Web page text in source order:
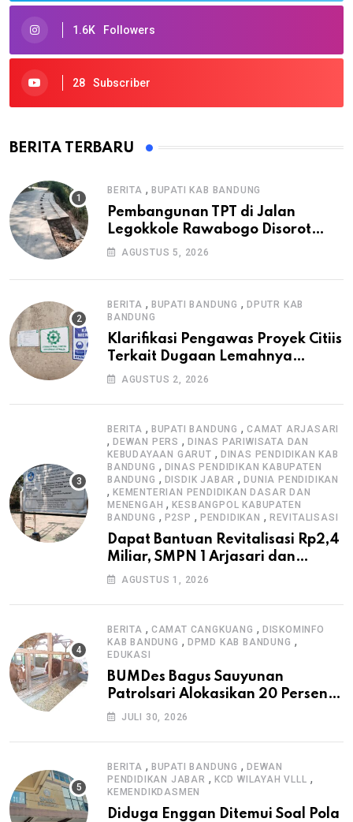
1.6K Followers
28 Subscriber
BERITA TERBARU
BERITA , BUPATI KAB BANDUNG
Pembangunan TPT di Jalan
Legokkole Rawabogo Disorot
Warga, Selesai Tanpa Papan
AGUSTUS 5, 2026
BERITA , BUPATI BANDUNG ,DPUTR KAB
BANDUNG
Klarifikasi Pengawas Proyek Citiis
Terkait Dugaan Lemahnya
Pengawasan K3
AGUSTUS 2, 2026
BERITA , BUPATI BANDUNG ,CAMAT ARJASARI
, DEWAN PERS , DINAS PARIWISATA DAN
KEBUDAYAAN GARUT , DINAS PENDIDIKAN KAB
BANDUNG , DINAS PENDIDIKAN KABUPATEN
BANDUNG , DISDIK JABAR ,DUNIA PENDIDIKAN
, KEMENTERIAN PENDIDIKAN DASAR DAN
MENENGAH ,KESBANGPOL KABUPATEN
BANDUNG , P2SP , PENDIDIKAN , REVITALISASI
Dapat Bantuan Revitalisasi Rp2,4
Miliar, SMPN 1 Arjasari dan
Masyarakat Sambut Antusias
AGUSTUS 1, 2026
BERITA , CAMAT CANGKUANG , DISKOMINFO
KAB BANDUNG , DPMD KAB BANDUNG ,
EDUKASI
BUMDes Bagus Sauyunan
Patrolsari Alokasikan 20 Persen
Dana Desa untuk Ketahanan
JULI 30, 2026
BERITA , BUPATI BANDUNG ,DEWAN
PENDIDIKAN JABAR , KCD WILAYAH VLLL ,
KEMENDIKDASMEN
Diduga Enggan Ditemui Soal Pola